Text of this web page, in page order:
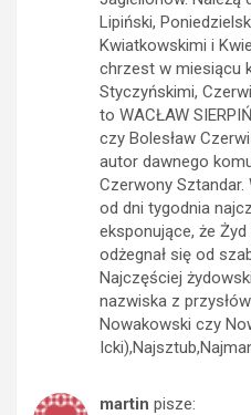
Lipiński,
Kwiatkowskimi i
chrzest w miesiącu
Styczyńskimi,
to WACŁAW
czy Bolesław
autor dawnego
Czerwony
od dni tygodnia
eksponujące, że
odżegnał się od
Najczęściej
nazwiska z
Nowakowski czy
martin pisze: